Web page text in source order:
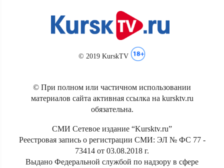
© 2019 KurskTV
© При полном или частичном использовании
материалов сайта активная ссылка на kursktv.ru
обязательна.
СМИ Сетевое издание “Kursktv.ru”
Реестровая запись о регистрации СМИ: ЭЛ № ФС 77 -
73414 от 03.08.2018 г.
Выдано Федеральной службой по надзору в сфере